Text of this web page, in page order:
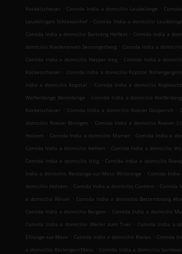
Kockelscheuer . Comida India a domicilio Leudelange .
Leudelingen Schlewenhof . Comida India a domicilio
Comida India a domicilio Bartreng Helfent . Comida India a
domicilio Niederanven Senningerberg . Comida India a
Comida India a domicilio Hesper Izeg . Comida India a
Kockelscheuer . Comida India a domicilio Kopstal
India a domicilio Kopstal . Comida India a domicilio
Walferdange Bereldange . Comida India a domicilio
Kockelscheuer . Comida India a domicilio Roeser Gasperich .
domicilio Roeser Bivingen . Comida India a domicilio Roeser
Holzem . Comida India a domicilio Mamer . Comida India a
Comida India a domicilio Kehlen . Comida India a domicilio
Comida India a domicilio Itzig . Comida India a domicilio
India a domicilio Reckange-sur-Mess Wickrange . Comida India
domicilio Holzem . Comida India a domicilio Contern . Comida
a domicilio Réiser . Comida India a domicilio Bettembourg
Comida India a domicilio Bergem . Comida India a domicilio
Comida India a domicilio Weiler zum Tuer . Comida India a
Ehlange-sur-Mess . Comida India a domicilio Kielen . Comida
a domicilio Reckingen/Mess . Comida India a domicilio